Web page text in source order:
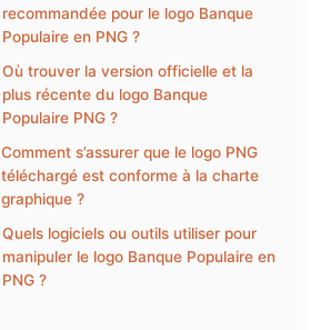
recommandée pour le logo Banque
Populaire en PNG ?
Où trouver la version officielle et la
plus récente du logo Banque
Populaire PNG ?
Comment s’assurer que le logo PNG
téléchargé est conforme à la charte
graphique ?
Quels logiciels ou outils utiliser pour
manipuler le logo Banque Populaire en
PNG ?